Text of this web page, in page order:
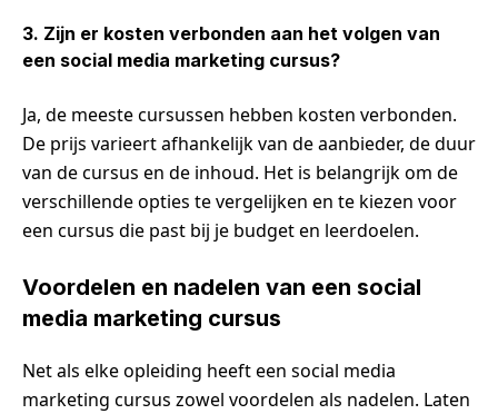
3. Zijn er kosten verbonden aan het volgen van
een social media marketing cursus?
Ja, de meeste cursussen hebben kosten verbonden.
De prijs varieert afhankelijk van de aanbieder, de duur
van de cursus en de inhoud. Het is belangrijk om de
verschillende opties te vergelijken en te kiezen voor
een cursus die past bij je budget en leerdoelen.
Voordelen en nadelen van een social
media marketing cursus
Net als elke opleiding heeft een social media
marketing cursus zowel voordelen als nadelen. Laten